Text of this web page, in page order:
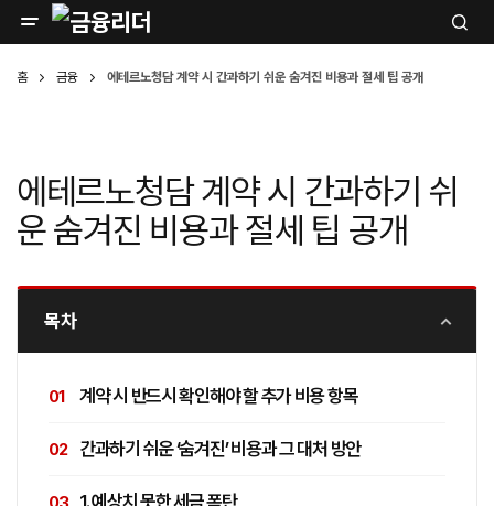
홈 금융 에테르노청담 계약 시 간과하기 쉬운 숨겨진 비용과 절세 팁 공개
에테르노청담 계약 시 간과하기 쉬
운 숨겨진 비용과 절세 팁 공개
목차
계약 시 반드시 확인해야 할 추가 비용 항목
간과하기 쉬운 ‘숨겨진’ 비용과 그 대처 방안